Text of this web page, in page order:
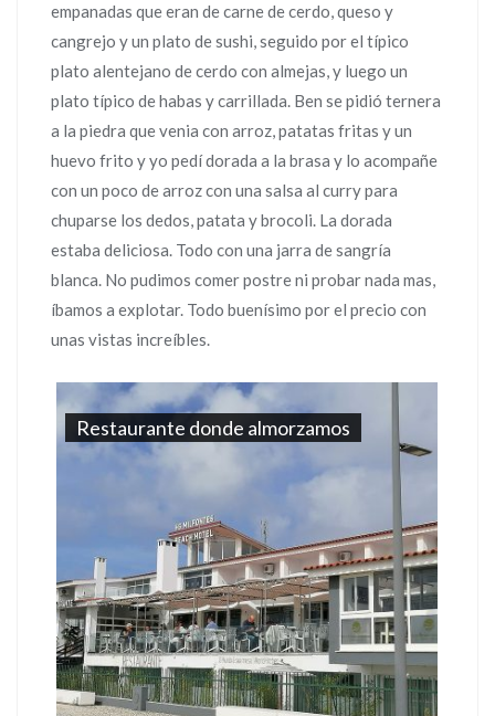
empanadas que eran de carne de cerdo, queso y
cangrejo y un plato de sushi, seguido por el típico
plato alentejano de cerdo con almejas, y luego un
plato típico de habas y carrillada. Ben se pidió ternera
a la piedra que venia con arroz, patatas fritas y un
huevo frito y yo pedí dorada a la brasa y lo acompañe
con un poco de arroz con una salsa al curry para
chuparse los dedos, patata y brocoli. La dorada
estaba deliciosa. Todo con una jarra de sangría
blanca. No pudimos comer postre ni probar nada mas,
íbamos a explotar. Todo buenísimo por el precio con
unas vistas increíbles.
Restaurante donde almorzamos